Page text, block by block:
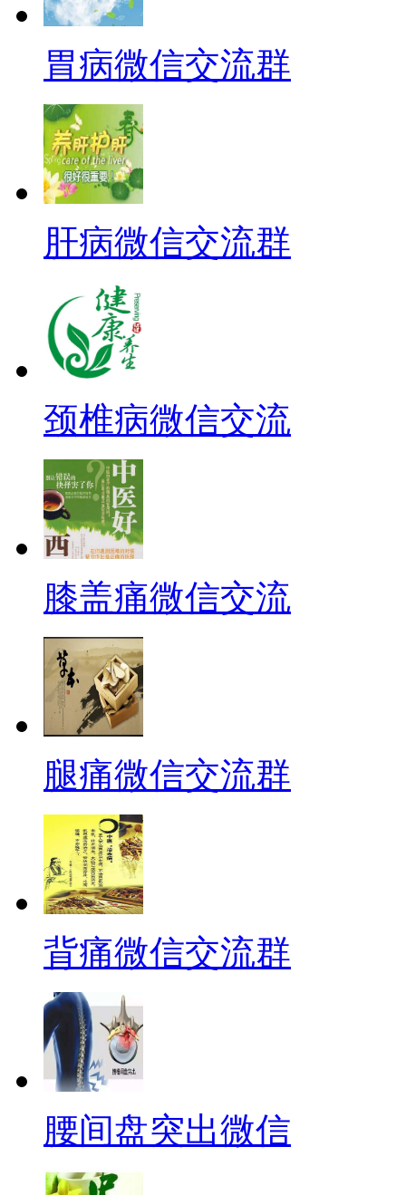
胃病微信交流群
肝病微信交流群
颈椎病微信交流
膝盖痛微信交流
腿痛微信交流群
背痛微信交流群
腰间盘突出微信